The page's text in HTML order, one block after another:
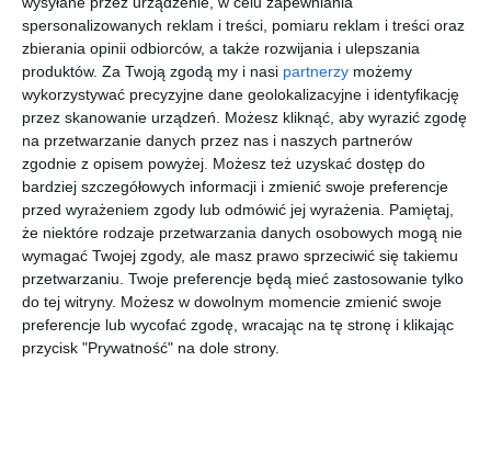
spersonalizowanych reklam i treści, pomiaru reklam i treści oraz
zbierania opinii odbiorców, a także rozwijania i ulepszania
produktów. Za Twoją zgodą my i nasi partnerzy możemy
wykorzystywać precyzyjne dane geolokalizacyjne i identyfikację
przez skanowanie urządzeń. Możesz kliknąć, aby wyrazić zgodę
na przetwarzanie danych przez nas i naszych partnerów
zgodnie z opisem powyżej. Możesz też uzyskać dostęp do
bardziej szczegółowych informacji i zmienić swoje preferencje
przed wyrażeniem zgody lub odmówić jej wyrażenia.
Pamiętaj,
że niektóre rodzaje przetwarzania danych osobowych mogą nie
wymagać Twojej zgody, ale masz prawo sprzeciwić się takiemu
przetwarzaniu. Twoje preferencje będą mieć zastosowanie tylko
do tej witryny. Możesz w dowolnym momencie zmienić swoje
preferencje lub wycofać zgodę, wracając na tę stronę i klikając
przycisk "Prywatność" na dole strony.
nick (podpis):
Wyrażam zgodęna przetwarzanie moich danych osobowych (tj. adresu IP, który
zapisze się automatycznie) przez Echo Media Plus sp. z o.o. z siedzibą w
Legionowie, ul. Wspólna 3. Niniejsza zgoda jest warunkiem koniecznym do
skomentowania artykułu i/lub opublikowania posta na forum portalu tustolica.pl
zgodnie z rozporządzeniem Parlamentu Europejskiego i Rady (UE) 2016/679 z
dnia 27 kwietnia 2016 r. w sprawie ochrony osób fizycznych w związku z
przetwarzaniem danych osobowych i w sprawie swobodnego przepływu takich
danych oraz uchylenia dyrektywy 95/46/WE. Dane osobowe są przetwarzane